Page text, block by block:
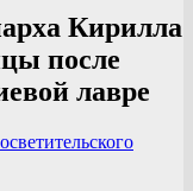
Кирилла
после
лавре